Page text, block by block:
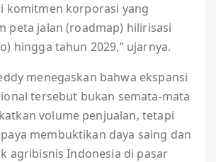
komitmen korporasi yang
peta jalan (roadmap) hilirisasi
hingga tahun 2029,” ujarnya.
menegaskan bahwa ekspansi
tersebut bukan semata-mata
volume penjualan, tetapi
membuktikan daya saing dan
agribisnis Indonesia di pasar